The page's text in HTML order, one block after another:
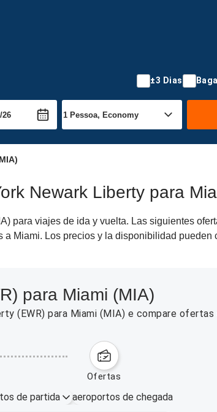
±3 Dias
Newark Liberty para
para viajes de ida y vuelta. Las siguientes
Miami. Los precios y la disponibilidad pueden
para Miami (MIA)
(EWR) para Miami (MIA) e compare ofertas
ofertas
de partida aeroportos de chegada